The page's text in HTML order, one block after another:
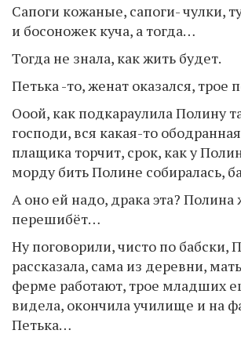
Сапоги кожаные, сапоги- чулки,
и босоножек куча, а тогда…
Тогда не знала, как жить будет.
Петька -то, женат оказался, трое
Ооой, как подкараулила Полину
господи, вся какая-то
плащика торчит, срок, как у
морду бить Полине собиралась,
А оно ей надо, драка эта? Полина
перешибёт…
Ну поговорили, чисто по бабски,
рассказала, сама из деревни,
ферме работают, трое младших
видела, окончила училище и на
Петька…